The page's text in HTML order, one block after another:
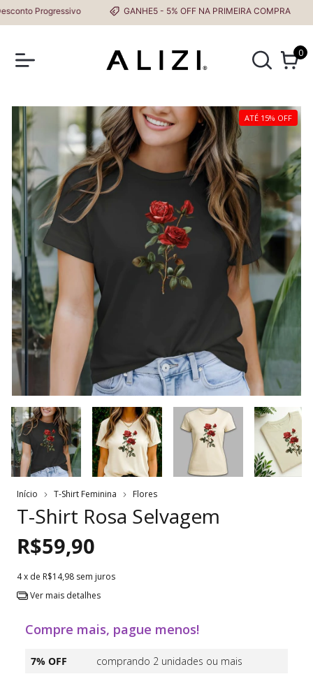
Progressivo GANHE5 - 5% OFF NA PRIMEIRA COMPRA
0
ATÉ 15% OFF
Início T-Shirt Feminina Flores
T-Shirt Rosa Selvagem
R$59,90
4x de R$14,98 sem juros
Ver mais detalhes
Compre mais, pague menos!
7% OFF
comprando 2 unidades ou mais